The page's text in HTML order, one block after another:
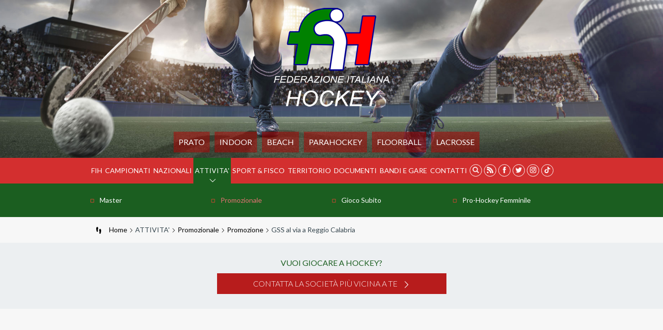
PRATO INDOOR BEACH PARAHOCKEY FLOORBALL LACROSSE
FIH CAMPIONATI NAZIONALI ATTIVITA' SPORT & FISCO TERRITORIO DOCUMENTI BANDI E GARE CONTATTI
Master Promozionale Gioco Subito Pro-Hockey Femminile
Home ATTIVITA' Promozionale Promozione GSS al via a Reggio Calabria
VUOI GIOCARE A HOCKEY?
CONTATTA LA SOCIETÀ PIÙ VICINA A TE